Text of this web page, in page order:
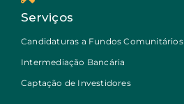
Serviços
Candidaturas a Fundos Comunitários
Intermediação Bancária
Captação de Investidores